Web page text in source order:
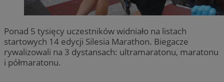
Ponad 5 tysięcy uczestników widniało na listach
startowych 14 edycji Silesia Marathon. Biegacze
rywalizowali na 3 dystansach: ultramaratonu, maratonu
i półmaratonu.